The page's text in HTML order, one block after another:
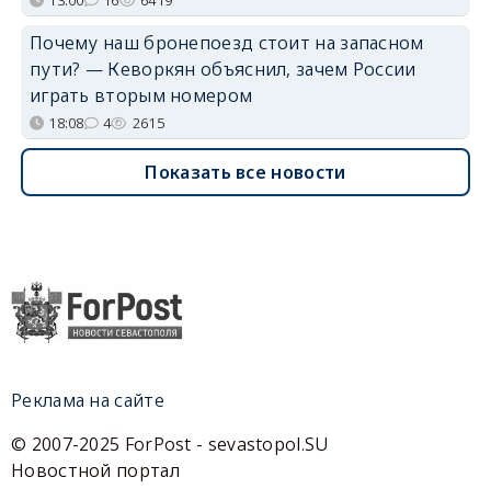
Почему наш бронепоезд стоит на запасном
пути? — Кеворкян объяснил, зачем России
играть вторым номером
18:08 4 2615
Показать все новости
Реклама на сайте
© 2007-2025 ForPost - sevastopol.SU
Новостной портал